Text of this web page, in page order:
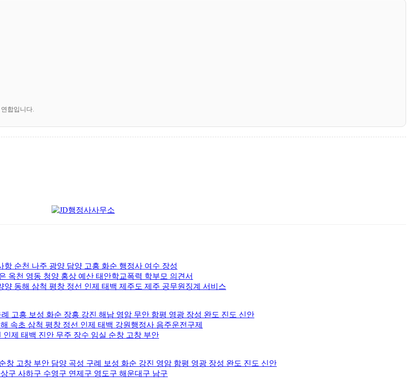
합입니다.
순천 나주 광양 담양 고흥 화순 행정사 여수 장성
옥천 영동 청양 홍상 예산 태안학교폭력 학부모 의견서
동해 삼척 평창 정선 인제 태백 제주도 제주 공무원징계 서비스
고흥 보성 화순 장흥 강진 해남 영암 무안 함평 영광 장성 완도 진도 신안
속초 삼척 평창 정선 인제 태백 강원행정사 음주운전구제
제 태백 진안 무주 장수 임실 순창 고창 부안
고창 부안 담양 곡성 구례 보성 화순 강진 영암 함평 영광 장성 완도 진도 신안
구 사하구 수영구 연제구 영도구 해운대구 남구